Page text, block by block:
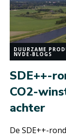
DUURZAME
NVDE-BLOGS
SDE++-
CO2-
achter
De SDE++-